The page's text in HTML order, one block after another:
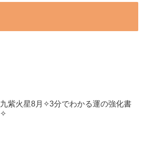
九紫火星8月✧3分でわかる運の強化書
✧